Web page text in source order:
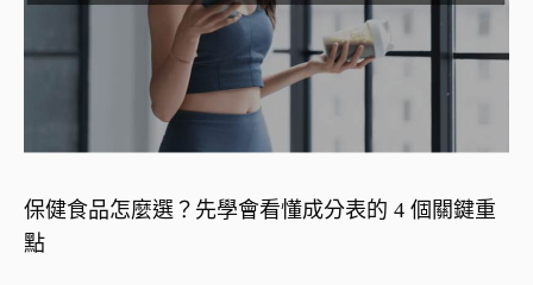
保健食品怎麼選？先學會看懂成分表的 4 個關鍵重
點